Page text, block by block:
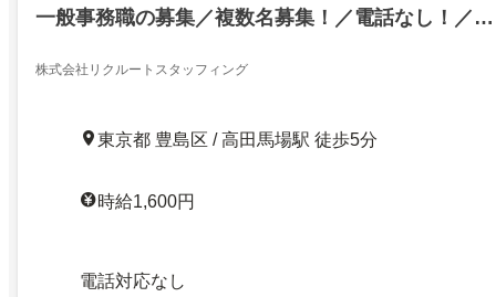
一般事務職の募集／複数名募集！／電話なし！／…
株式会社リクルートスタッフィング
東京都 豊島区 / 高田馬場駅 徒歩5分
時給1,600円
電話対応なし